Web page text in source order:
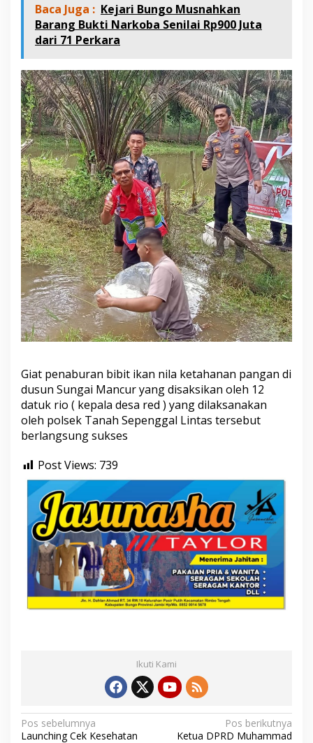
Baca Juga : Kejari Bungo Musnahkan
Barang Bukti Narkoba Senilai Rp900 Juta
dari 71 Perkara
Giat penaburan bibit ikan nila ketahanan pangan di
dusun Sungai Mancur yang disaksikan oleh 12
datuk rio ( kepala desa red ) yang dilaksanakan
oleh polsek Tanah Sepenggal Lintas tersebut
berlangsung sukses
Post Views: 739
Ikuti Kami
N
Pos sebelumnya
Launching Cek Kesehatan
Pos berikutnya
Ketua DPRD Muhammad